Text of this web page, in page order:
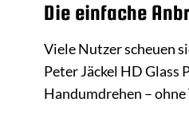
Die einfache
Viele Nutzer scheuen
Peter Jäckel HD Glass
Handumdrehen –